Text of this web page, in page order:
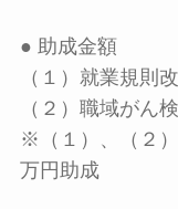
● 助成金額
（１）就業規則
（２）職域がん
※（１）、（２
万円助成